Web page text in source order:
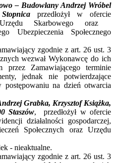
– Budowlany Andrzej Wróbel
przedłożył w ofercie
Urzędu Skarbowego oraz
Ubezpieczenia Społecznego
zgodnie z art. 26 ust. 3
wezwał Wykonawcę do ich
przez Zamawiającego terminie
jednak nie potwierdzające
postępowaniu na dzień otwarcia
Grabka, Krzysztof Książka,
Staszów, przedłożył w ofercie
działalności gospodarczej,
Społecznych oraz Urzędu
- nieaktualne.
zgodnie z art. 26 ust. 3